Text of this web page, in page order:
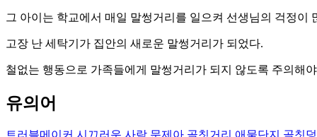
그 아이는 학교에서 매일 말썽거리를 일으켜 선생님의 걱정이
고장 난 세탁기가 집안의 새로운 말썽거리가 되었다.
철없는 행동으로 가족들에게 말썽거리가 되지 않도록 주의해
유의어